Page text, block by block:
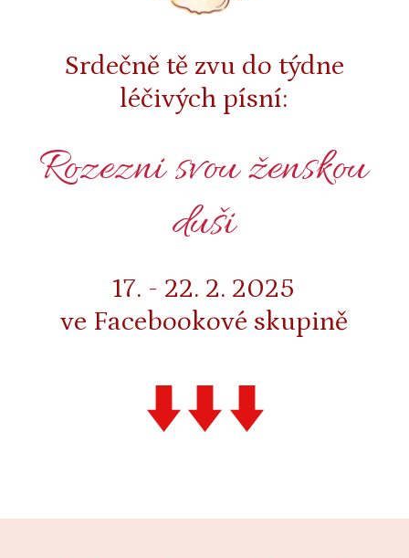
Srdečně tě zvu do týdne
léčivých písní:
Rozezni svou ženskou
duši
17. - 22. 2. 2025
ve Facebookové skupině